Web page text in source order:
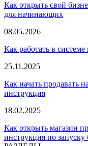
Как открыть свой
для начинающих
08.05.2026
Как работать в
25.11.2025
Как начать продавать
инструкция
18.02.2025
Как открыть магазин
инструкция по запуску